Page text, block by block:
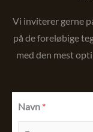
Vi inviterer gerne
på de foreløbige
med den mest
Navn *